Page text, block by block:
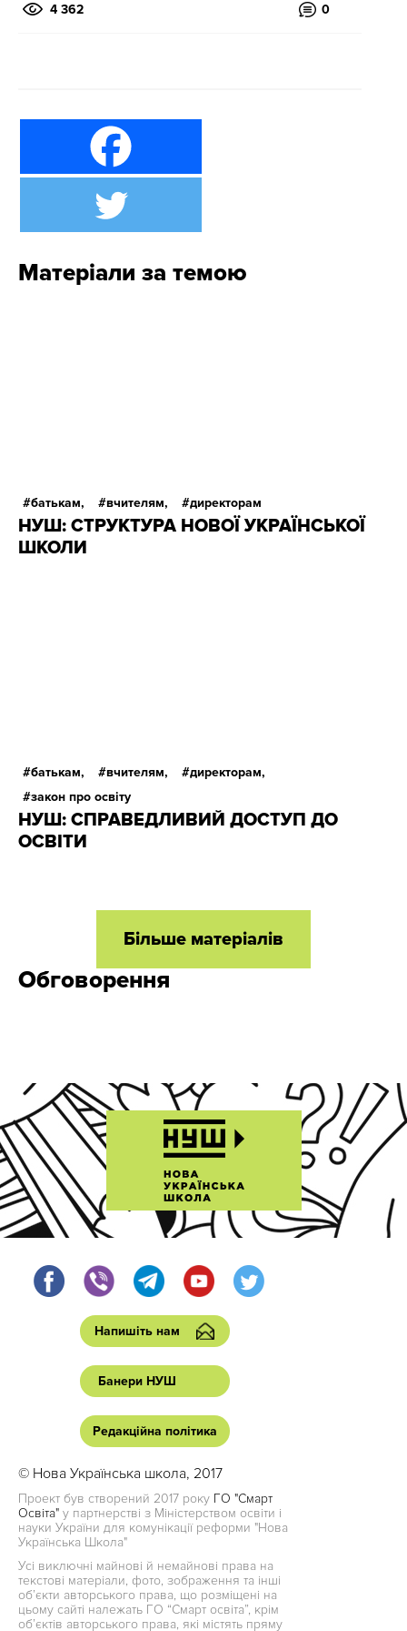
4 362 0
Матеріали за темою
батькам, вчителям, директорам
НУШ: СТРУКТУРА НОВОЇ УКРАЇНСЬКОЇ
ШКОЛИ
батькам, вчителям,
директорам,
закон про освіту
НУШ: СПРАВЕДЛИВИЙ ДОСТУП ДО
ОСВІТИ
Більше матеріалів
Обговорення
Напишіть нам
Банери НУШ
Редакційна політика
© Нова Українська школа, 2017
Проект був створений 2017 року ГО "Смарт
Освіта" у партнерстві з Міністерством освіти і
науки України для комунікації реформи "Нова
Українська Школа"
Усі виключні майнові й немайнові права на
текстові матеріали, фото, зображення та інші
об’єкти авторського права, що розміщені на
цьому сайті належать ГО “Смарт освіта”, крім
об’єктів авторського права, які містять пряму